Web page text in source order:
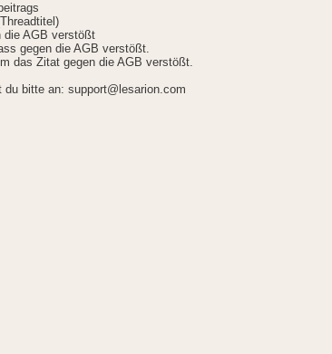
die AGB verstößt
gegen die AGB verstößt.
das Zitat gegen die AGB verstößt.
du bitte an: support@lesarion.com